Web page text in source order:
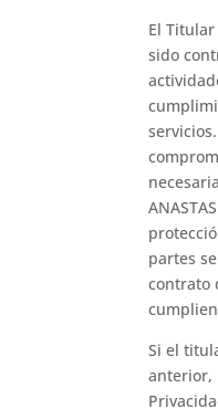
El
sido
partes
contrato
Si el
anterior,